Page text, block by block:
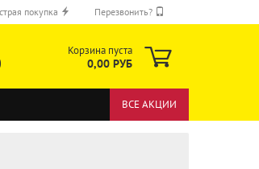
покупка Перезвонить?
Корзина пуста
0,00 РУБ
ВСЕ АКЦИИ